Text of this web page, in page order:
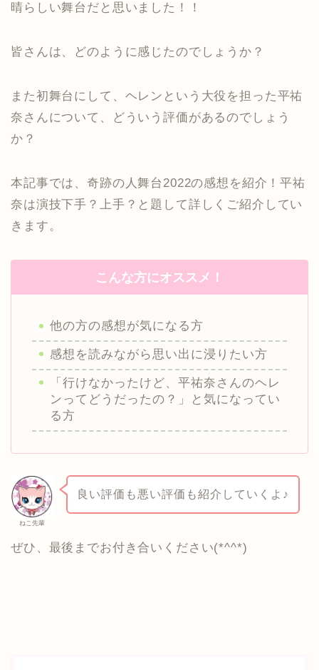
晴らしい舞台だと思いました！！
皆さんは、どのように感じたのでしょうか？
また初舞台にして、ヘレンという大役を担った平祐
奈さんについて、どういう評価があるのでしょう
か？
本記事では、奇跡の人舞台2022の感想を紹介！平祐
奈は演技下手？上手？と題して詳しくご紹介してい
きます。
こんな方にオススメ！
他の方の感想が気になる方
感想を読みながら思い出に浸りたい方
「行けなかったけど、平祐奈さんのヘレ
ンってどうだったの？」と気になってい
る方
ねこ先輩
良い評価も悪い評価も紹介していくよ♪
ぜひ、最後までお付き合いください(*^^*)